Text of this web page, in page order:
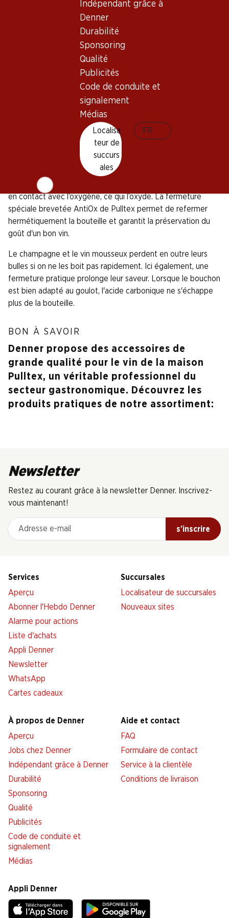
Indépendant grâce à
Denner
Durabilité
Sponsoring
Qualité
Publicités
Code de conduite et
signalement
Médias
Localisa
teur de
succurs
ales
FR
deux étapes - avec peu d'effort et sans endommager le
Une fois la bouteille ouverte, vient immédiatement le
prochain défi: verser le vin sans faire de taches sur la belle
nappe. Grâce à la feuille anti-goutte, qu'il suffit d'enrouler et
d’insérer dans le goulot de la bouteille, il n'est pas nécessaire
glisse sur le film en PVC et coule dans le verre sans faire de
L'ouverture était facile - mais la fermeture?
L'ouverture de la bouteille s’est bien passée et la nappe est
restée propre. Mais comment bien refermer une bouteille
encore pleine? Lors de l’ouverture de la bouteille, le vin entre
en contact avec l’oxygène, ce qui l’oxyde. La fermeture
spéciale brevetée AntiOx de Pulltex permet de refermer
hermétiquement la bouteille et garantit la préservation du
goût d'un bon vin.
Le champagne et le vin mousseux perdent en outre leurs
bulles si on ne les boit pas rapidement. Ici également, une
fermeture pratique prolonge leur saveur. Lorsque le bouchon
est bien adapté au goulot, l'acide carbonique ne s'échappe
plus de la bouteille.
BON À SAVOIR
Denner propose des accessoires de
grande qualité pour le vin de la maison
Pulltex, un véritable professionnel du
secteur gastronomique. Découvrez les
produits pratiques de notre assortiment:
Newsletter
Restez au courant grâce à la newsletter Denner. Inscrivez-
vous maintenant!
Adresse e-mail
s’inscrire
Services
Aperçu
Abonner l'Hebdo Denner
Alarme pour actions
Liste d'achats
Appli Denner
Newsletter
WhatsApp
Cartes cadeaux
Succursales
Localisateur de succursales
Nouveaux sites
À propos de Denner
Aperçu
Jobs chez Denner
Indépendant grâce à Denner
Durabilité
Sponsoring
Qualité
Publicités
Code de conduite et
signalement
Médias
Aide et contact
FAQ
Formulaire de contact
Service à la clientèle
Conditions de livraison
Appli Denner